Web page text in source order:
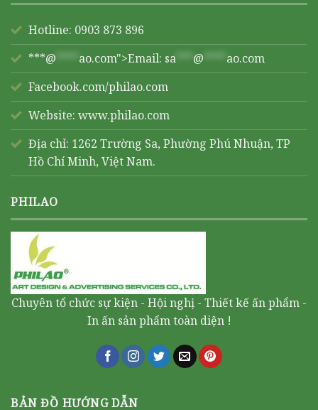
Hotline: 0903 873 896
***@ **** ao.com">Email: sa *** @ **** ao.com
Facebook.com/philao.com
Website: www.philao.com
Địa chỉ: 1262 Trường Sa, Phường Phú Nhuận, TP
Hồ Chí Minh, Việt Nam.
PHILAO
Chuyên tổ chức sự kiện - Hội nghị - Thiết kế ấn phẩm -
In ấn sản phẩm toàn diện !
BẢN ĐỒ HƯỚNG DẪN